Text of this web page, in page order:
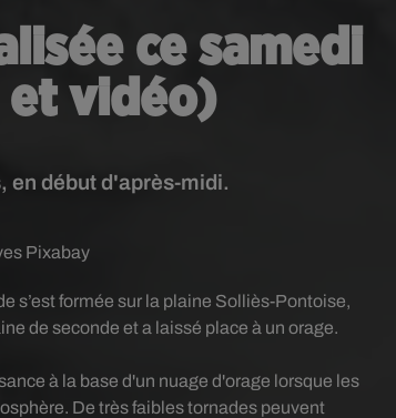
ce samedi
et vidéo)
en début d'après-midi.
Pixabay
s’est formée sur la plaine Solliès-Pontoise,
de seconde et a laissé place à un orage.
à la base d'un nuage d'orage lorsque les
De très faibles tornades peuvent